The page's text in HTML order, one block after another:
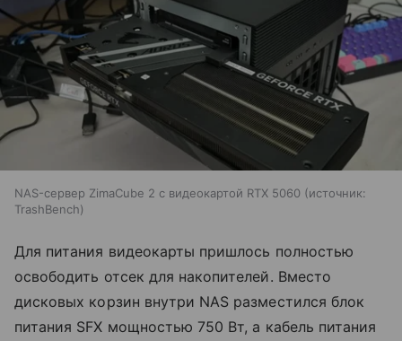
NAS-сервер ZimaCube 2 с видеокартой RTX 5060
источник:
TrashBench
Для питания видеокарты пришлось полностью
освободить отсек для накопителей. Вместо
дисковых корзин внутри NAS разместился блок
питания SFX мощностью 750 Вт, а кабель питания